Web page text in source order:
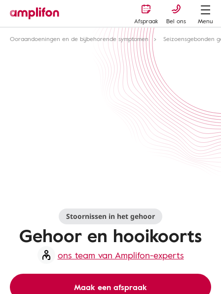
Afspraak Bel ons
Menu
Ooraandoeningen en de bijbehorende symptomen
Seizoensgebonden
Stoornissen in het gehoor
Gehoor en hooikoorts
ons team van Amplifon-experts
Maak een afspraak